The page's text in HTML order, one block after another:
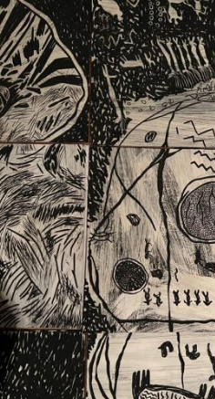
Configuración de cookies
Universidad de los Andes |
Reconocimiento como
de mayo de 1964.
Resolución 28 del 23 de
Acreditación institucional de
Resolución 000194 del 16 de
Posgrados
Ext. 4925